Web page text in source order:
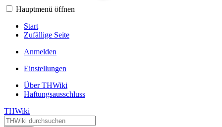
Hauptmenü öffnen
Start
Zufällige Seite
Anmelden
Einstellungen
Über THWiki
Haftungsausschluss
THWiki